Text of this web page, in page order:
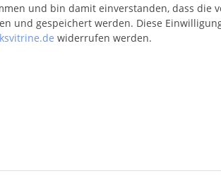
und bin damit einverstanden, dass die
und gespeichert werden. Diese
widerrufen werden.